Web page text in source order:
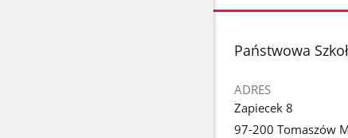
stopka
Państwowa
ADRES
Zapiecek 8
97-200 Tomaszów